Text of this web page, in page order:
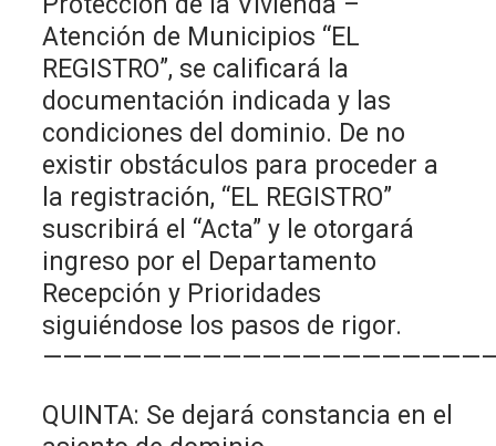
Atención de Municipios “EL
REGISTRO”, se calificará la
documentación indicada y las
condiciones del dominio. De no
existir obstáculos para proceder a
la registración, “EL REGISTRO”
suscribirá el “Acta” y le otorgará
ingreso por el Departamento
Recepción y Prioridades
siguiéndose los pasos de rigor.
QUINTA: Se dejará constancia en el